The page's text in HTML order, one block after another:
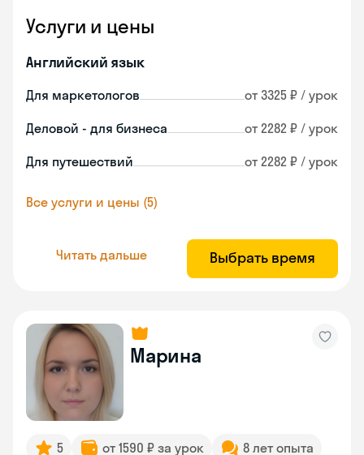
Услуги и цены
Английский язык
Для маркетологов от 3325 ₽ / урок
Деловой - для бизнеса от 2282 ₽ / урок
Для путешествий от 2282 ₽ / урок
Все услуги и цены (5)
Читать дальше Выбрать время
Марина
5 от 1590 ₽ за урок 8 лет опыта